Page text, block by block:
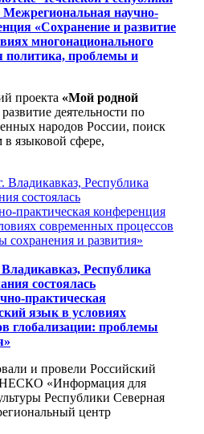
научно-
«Сохранение и развитие
многонационального
политика, проблемы и
проекта «Мой родной
деятельности по
народов России, поиск
языковой сфере,
Владикавказ, Республика
состоялась
практическая
язык в условиях
глобализации: проблемы
и провели Российский
«Информация для
Республики Северная
центр